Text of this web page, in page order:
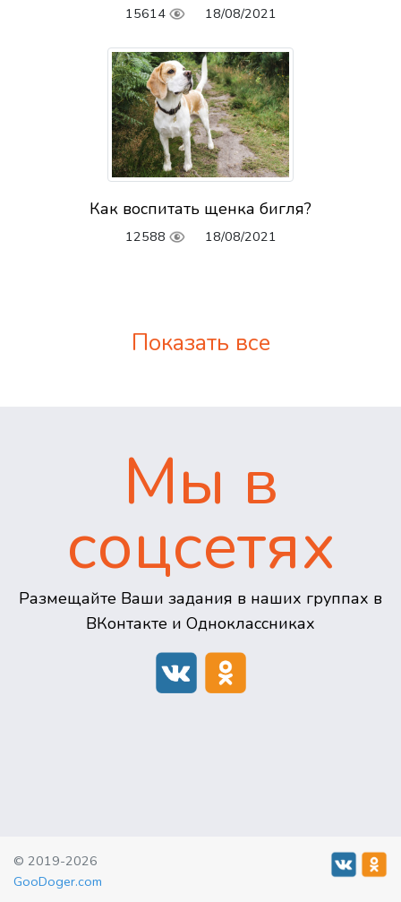
15614 18/08/2021
Как воспитать щенка бигля?
12588 18/08/2021
Показать все
Мы в
соцсетях
Размещайте Ваши задания в наших группах в
ВКонтакте и Одноклассниках
© 2019-2026
GooDoger.com